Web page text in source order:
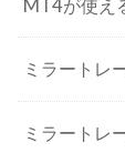
MT4が使え
ミラートレ
ミラートレ